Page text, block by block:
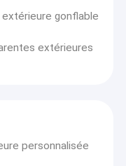
gonflable
extérieures
personnalisée